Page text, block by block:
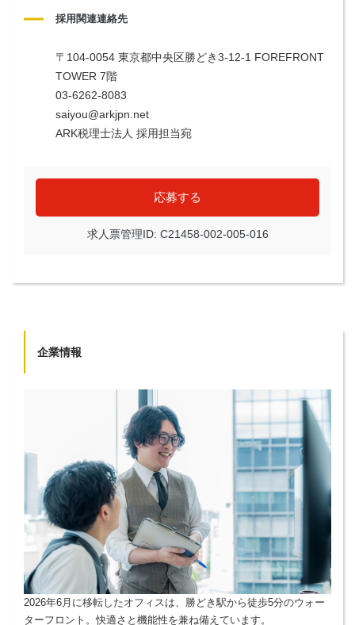
採用関連連絡先
〒104-0054 東京都中央区勝どき3-12-1 FOREFRONT
TOWER 7階
03-6262-8083
saiyou@arkjpn.net
ARK税理士法人 採用担当宛
応募する
求人票管理ID: C21458-002-005-016
企業情報
2026年6月に移転したオフィスは、勝どき駅から徒歩5分のウォー
ターフロント。快適さと機能性を兼ね備えています。